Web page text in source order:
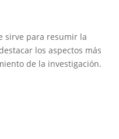
sirve para resumir la
los aspectos más
de la investigación.